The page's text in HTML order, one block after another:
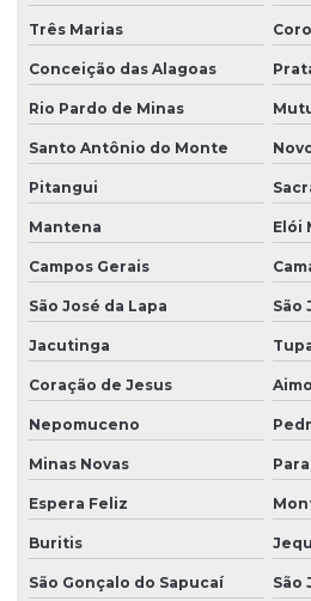
Três Marias
Conceição das Alagoas
Rio Pardo de Minas
Santo Antônio do Monte
Pitangui
Mantena Elói
Campos Gerais
São José da Lapa São
Jacutinga
Coração de Jesus
Nepomuceno
Minas Novas
Espera Feliz
Buritis
São Gonçalo do Sapucaí São